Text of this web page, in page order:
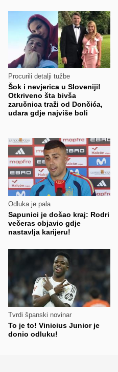
Procurili detalji tužbe
Šok i nevjerica u Sloveniji!
Otkriveno šta bivša
zaručnica traži od Dončića,
udara gdje najviše boli
Odluka je pala
Sapunici je došao kraj: Rodri
večeras objavio gdje
nastavlja karijeru!
Tvrdi španski novinar
To je to! Vinicius Junior je
donio odluku!